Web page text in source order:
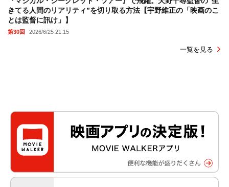
きてる人間のリアリティ”を切り取る方法【宇野維正の「映画のこ
とは監督に訊け」】
第30回 2026/6/25 21:15
一覧を見る